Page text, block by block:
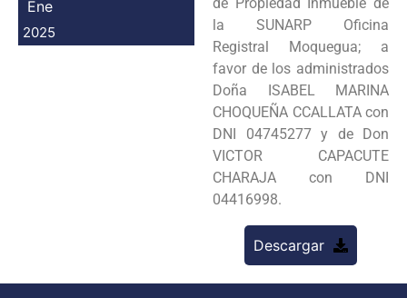
Ene
2025
la SUNARP Oficina
Registral Moquegua; a
favor de los administrados
Doña ISABEL MARINA
CHOQUEÑA CCALLATA con
DNI 04745277 y de Don
VICTOR CAPACUTE
CHARAJA con DNI
04416998.
Descargar